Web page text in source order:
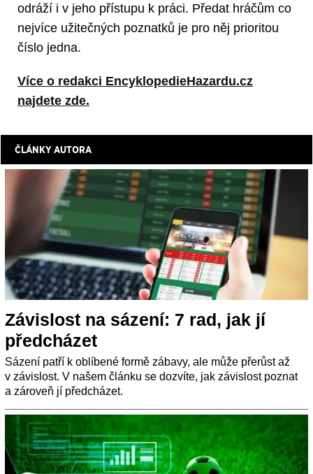
odráží i v jeho přístupu k práci. Předat hráčům co
nejvíce užitečných poznatků je pro něj prioritou
číslo jedna.
Více o redakci EncyklopedieHazardu.cz
najdete zde.
ČLÁNKY AUTORA
Závislost na sázení: 7 rad, jak jí
předcházet
Sázení patří k oblíbené formě zábavy, ale může přerůst až
v závislost. V našem článku se dozvíte, jak závislost poznat
a zároveň jí předcházet.